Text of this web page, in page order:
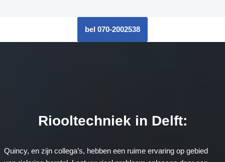
bel 070-2002538
Riooltechniek in Delft:
Quincy, en zijn collega’s, hebben een ruime ervaring op gebied